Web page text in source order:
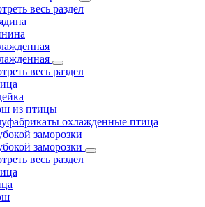
весь раздел
весь раздел
из птицы
охлажденные птица
заморозки
заморозки
весь раздел